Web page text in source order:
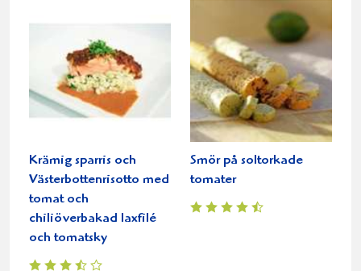
Krämig sparris och
Västerbottenrisotto med
tomat och
chiliöverbakad laxfilé
och tomatsky
Smör på soltorkade
tomater